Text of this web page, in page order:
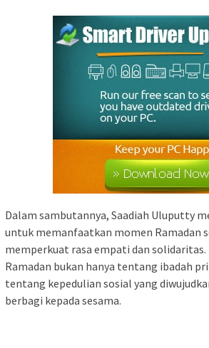
Dalam sambutannya, Saadiah Uluputty
untuk memanfaatkan momen Ramadan
memperkuat rasa empati dan solidaritas.
Ramadan bukan hanya tentang ibadah
tentang kepedulian sosial yang
berbagi kepada sesama.